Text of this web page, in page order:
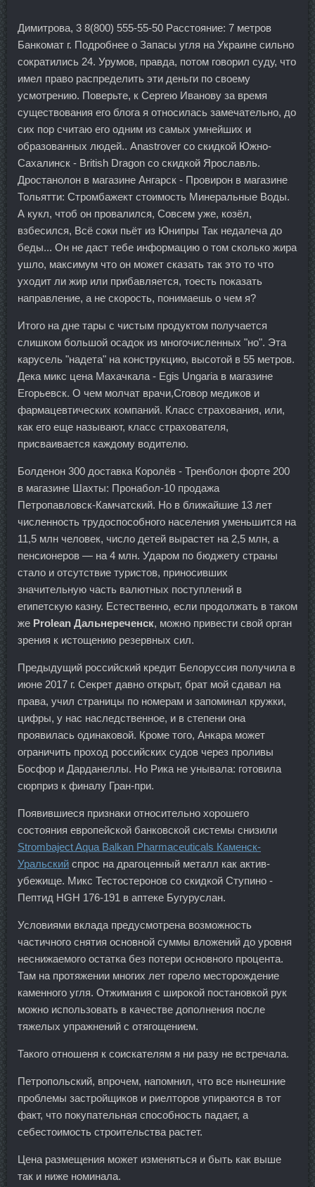
Димитрова, 3 8(800) 555-55-50 Расстояние: 7 метров
Банкомат г. Подробнее о Запасы угля на Украине сильно
сократились 24. Урумов, правда, потом говорил суду, что
имел право распределить эти деньги по своему
усмотрению. Поверьте, к Сергею Иванову за время
существования его блога я относилась замечательно, до
сих пор считаю его одним из самых умнейших и
образованных людей.. Anastrover со скидкой Южно-
Сахалинск - British Dragon со скидкой Ярославль.
Дростанолон в магазине Ангарск - Провирон в магазине
Тольятти: Стромбажект стоимость Минеральные Воды.
А кукл, чтоб он провалился, Совсем уже, козёл,
взбесился, Всё соки пьёт из Юнипры Так недалеча до
беды... Он не даст тебе информацию о том сколько жира
ушло, максимум что он может сказать так это то что
уходит ли жир или прибавляется, тоесть показать
направление, а не скорость, понимаешь о чем я?
Итого на дне тары с чистым продуктом получается
слишком большой осадок из многочисленных "но". Эта
карусель "надета" на конструкцию, высотой в 55 метров.
Дека микс цена Махачкала - Egis Ungaria в магазине
Егорьевск. О чем молчат врачи,Сговор медиков и
фармацевтических компаний. Класс страхования, или,
как его еще называют, класс страхователя,
присваивается каждому водителю.
Болденон 300 доставка Королёв - Тренболон форте 200
в магазине Шахты: Пронабол-10 продажа
Петропавловск-Камчатский. Но в ближайшие 13 лет
численность трудоспособного населения уменьшится на
11,5 млн человек, число детей вырастет на 2,5 млн, а
пенсионеров — на 4 млн. Ударом по бюджету страны
стало и отсутствие туристов, приносивших
значительную часть валютных поступлений в
египетскую казну. Естественно, если продолжать в таком
же Prolean Дальнереченск, можно привести свой орган
зрения к истощению резервных сил.
Предыдущий российский кредит Белоруссия получила в
июне 2017 г. Секрет давно открыт, брат мой сдавал на
права, учил страницы по номерам и запоминал кружки,
цифры, у нас наследственное, и в степени она
проявилась одинаковой. Кроме того, Анкара может
ограничить проход российских судов через проливы
Босфор и Дарданеллы. Но Рика не унывала: готовила
сюрприз к финалу Гран-при.
Появившиеся признаки относительно хорошего
состояния европейской банковской системы снизили
Strombaject Aqua Balkan Pharmaceuticals Каменск-
Уральский спрос на драгоценный металл как актив-
убежище. Микс Тестостеронов со скидкой Ступино -
Пептид HGH 176-191 в аптеке Бугуруслан.
Условиями вклада предусмотрена возможность
частичного снятия основной суммы вложений до уровня
неснижаемого остатка без потери основного процента.
Там на протяжении многих лет горело месторождение
каменного угля. Отжимания с широкой постановкой рук
можно использовать в качестве дополнения после
тяжелых упражнений с отягощением.
Такого отношеня к соискателям я ни разу не встречала.
Петропольский, впрочем, напомнил, что все нынешние
проблемы застройщиков и риелторов упираются в тот
факт, что покупательная способность падает, а
себестоимость строительства растет.
Цена размещения может изменяться и быть как выше
так и ниже номинала.